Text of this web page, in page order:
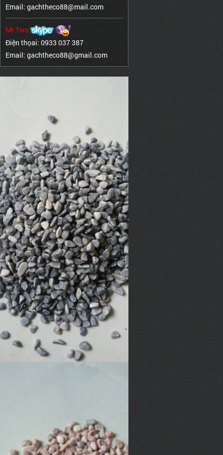
Email: gachtheco88@mail.com
Mr Two
Điện thọai: 0933 037 387
Email: gachtheco88@gmail.com